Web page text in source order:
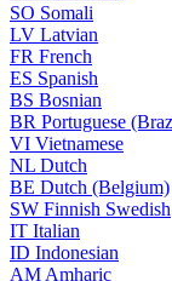
SO Somali
LV Latvian
FR French
ES Spanish
BS Bosnian
BR Portuguese
VI Vietnamese
NL Dutch
BE Dutch (Belgium)
SW Finnish Swedish
IT Italian
ID Indonesian
AM Amharic